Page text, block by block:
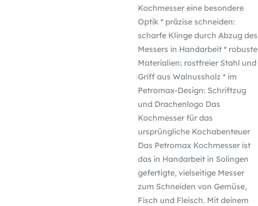
Kochmesser eine besondere
Optik * präzise schneiden:
scharfe Klinge durch Abzug des
Messers in Handarbeit * robuste
Materialien: rostfreier Stahl und
Griff aus Walnussholz * im
Petromax-Design: Schriftzug
und Drachenlogo Das
Kochmesser für das
ursprüngliche Kochabenteuer
Das Petromax Kochmesser ist
das in Handarbeit in Solingen
gefertigte, vielseitige Messer
zum Schneiden von Gemüse,
Fisch und Fleisch. Mit deinem